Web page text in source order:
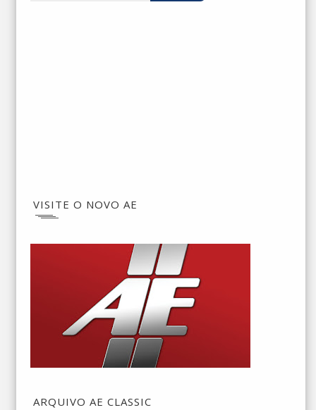
VISITE O NOVO AE
ARQUIVO AE CLASSIC